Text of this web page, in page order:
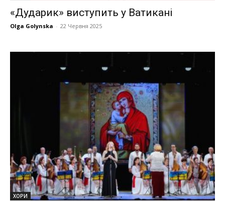
«Дударик» виступить у Ватикані
Olga Golynska - 22 Червня 2025
ХОРИ